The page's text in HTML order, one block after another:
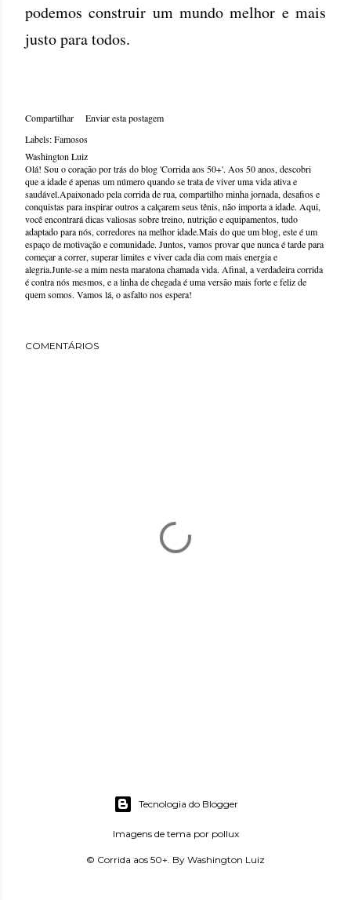
podemos construir um mundo melhor e mais
justo para todos.
Compartilhar
Enviar esta postagem
Labels:Famosos
Washington Luiz
Olá! Sou o coração por trás do blog 'Corrida aos 50+'. Aos 50 anos, descobri
que a idade é apenas um número quando se trata de viver uma vida ativa e
saudável.Apaixonado pela corrida de rua, compartilho minha jornada, desafios e
conquistas para inspirar outros a calçarem seus tênis, não importa a idade. Aqui,
você encontrará dicas valiosas sobre treino, nutrição e equipamentos, tudo
adaptado para nós, corredores na melhor idade.Mais do que um blog, este é um
espaço de motivação e comunidade. Juntos, vamos provar que nunca é tarde para
começar a correr, superar limites e viver cada dia com mais energia e
alegria.Junte-se a mim nesta maratona chamada vida. Afinal, a verdadeira corrida
é contra nós mesmos, e a linha de chegada é uma versão mais forte e feliz de
quem somos. Vamos lá, o asfalto nos espera!
COMENTÁRIOS
Tecnologia do Blogger
Imagens de tema por pollux
© Corrida aos 50+. By Washington Luiz